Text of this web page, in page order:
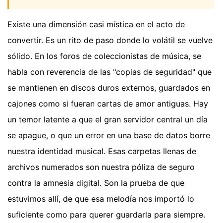
Existe una dimensión casi mística en el acto de
convertir. Es un rito de paso donde lo volátil se vuelve
sólido. En los foros de coleccionistas de música, se
habla con reverencia de las "copias de seguridad" que
se mantienen en discos duros externos, guardados en
cajones como si fueran cartas de amor antiguas. Hay
un temor latente a que el gran servidor central un día
se apague, o que un error en una base de datos borre
nuestra identidad musical. Esas carpetas llenas de
archivos numerados son nuestra póliza de seguro
contra la amnesia digital. Son la prueba de que
estuvimos allí, de que esa melodía nos importó lo
suficiente como para querer guardarla para siempre.